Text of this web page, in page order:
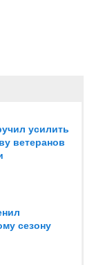
усилить
ветеранов
сезону